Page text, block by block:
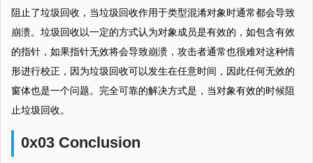
阻止了垃圾回收，当垃圾回收作用于类型混淆对象时通常都会导致
崩溃。垃圾回收以一定的方式认为对象成员是有效的，如包含有效
的指针，如果指针无效将会导致崩溃，攻击者通常也很难对这种情
形进行校正，因为垃圾回收可以发生在任意时间，因此任何无效的
窗体也是一个问题。完全可靠的解决方式是，当对象有效的时候阻
止垃圾回收。
0x03 Conclusion